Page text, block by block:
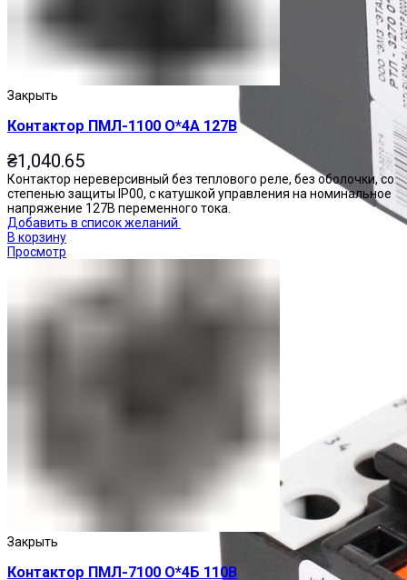
Закрыть
Контактор ПМЛ-1100 О*4А 127В
₴1,040.65
Контактор нереверсивный без теплового реле, без оболочки, со
степенью защиты IP00, с катушкой управления на номинальное
напряжение 127В переменного тока.
Добавить в список желаний
В корзину
Просмотр
Закрыть
Контактор ПМЛ-7100 О*4Б 110В